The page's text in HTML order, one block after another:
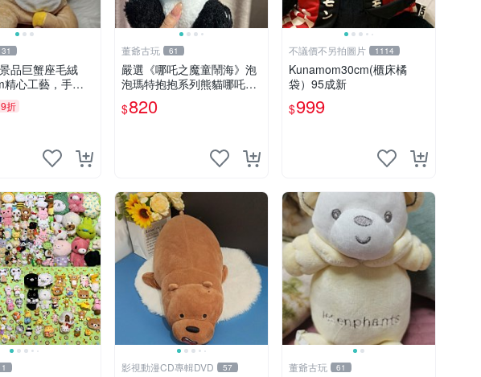
31
品巨蟹座毛絨
精心工藝，手感
藏送人 巨蟹座
緻做工
折
董爺古玩 61
嚴選《哪吒之魔童鬧海》泡
泡瑪特抱抱系列熊貓哪吒搪
膠臉毛絨， STATE：如圖顯
示 哪吒 毛絨公仔 泡泡瑪特
$820
不議價不另拍圖片 1114
Kunamom30cm(櫃床橘
袋）95成新
$999
1 影視動漫CD專輯DVD 57 董爺古玩 61